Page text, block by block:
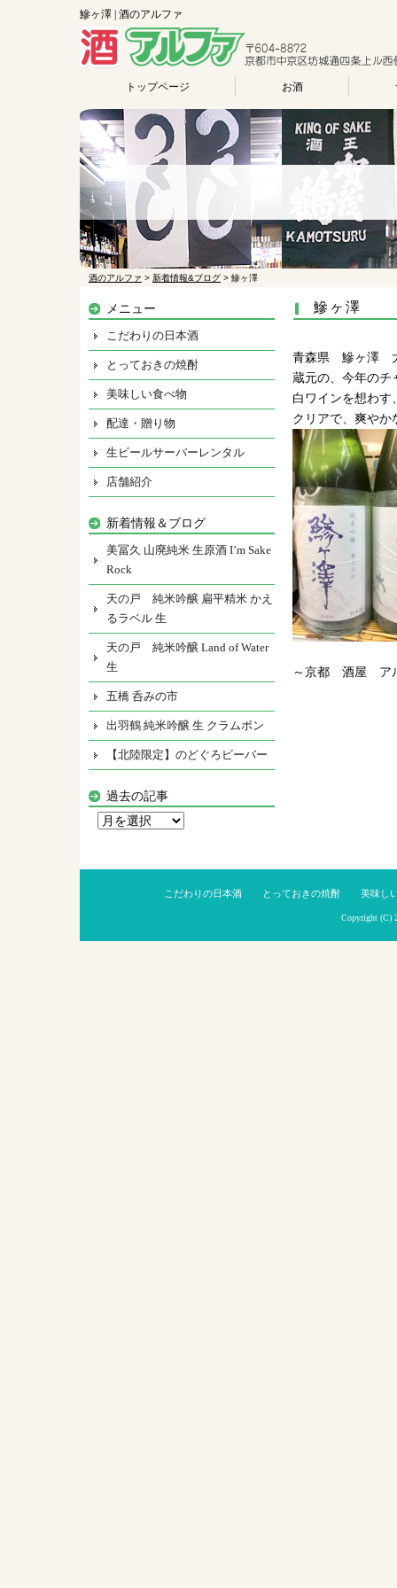
鰺ヶ澤 | 酒のアルファ
トップページ お酒
酒のアルファ > 新着情報&ブログ > 鰺ヶ澤
鰺ヶ澤
青森県 鰺ヶ澤
蔵元の、今年のチ
白ワインを想わす
クリアで、爽やか
～京都 酒屋 ア
メニュー
こだわりの日本酒
とっておきの焼酎
美味しい食べ物
配達・贈り物
生ビールサーバーレンタル
店舗紹介
新着情報＆ブログ
美冨久 山廃純米 生原酒 I’m Sake
Rock
天の戸 純米吟醸 扁平精米 かえ
るラベル 生
天の戸 純米吟醸 Land of Water
生
五橋 呑みの市
出羽鶴 純米吟醸 生 クラムボン
【北陸限定】のどぐろビーバー
過去の記事
こだわりの日本酒 とっておきの焼酎 美味し
Copyright (C)